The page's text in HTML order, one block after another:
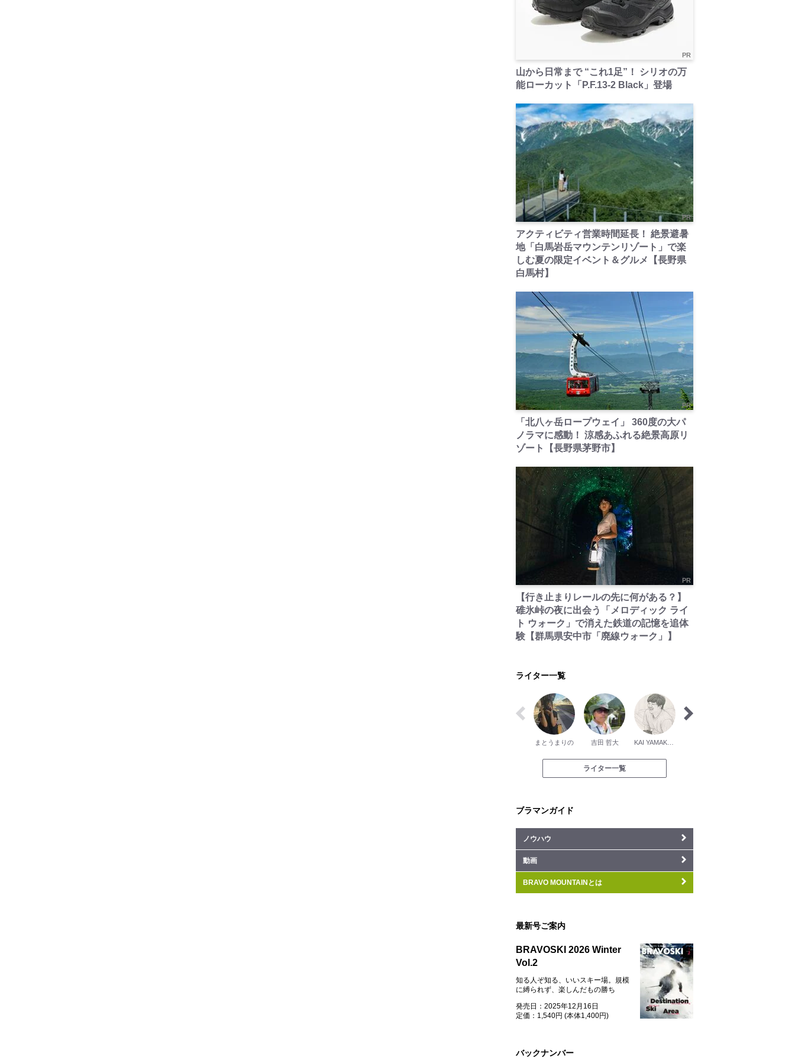
PR
山から日常まで “これ1足”！ シリオの万
能ローカット「P.F.13-2 Black」登場
PR
アクティビティ営業時間延長！ 絶景避暑
地「白馬岩岳マウンテンリゾート」で楽
しむ夏の限定イベント＆グルメ【長野県
白馬村】
PR
「北八ヶ岳ロープウェイ」 360度の大パ
ノラマに感動！ 涼感あふれる絶景高原リ
ゾート【長野県茅野市】
PR
【行き止まりレールの先に何がある？】
碓氷峠の夜に出会う「メロディック ライ
ト ウォーク」で消えた鉄道の記憶を追体
験【群馬県安中市「廃線ウォーク」】
ライター一覧
まとうまりの 吉田 哲大
ライター一覧
ブラマンガイド
ノウハウ
動画
BRAVO MOUNTAINとは
最新号ご案内
BRAVOSKI 2026 Winter
Vol.2
知る人ぞ知る、いいスキー場。規模
に縛られず、楽しんだもの勝ち
発売日：2025年12月16日
定価：1,540円 (本体1,400円)
バックナンバー